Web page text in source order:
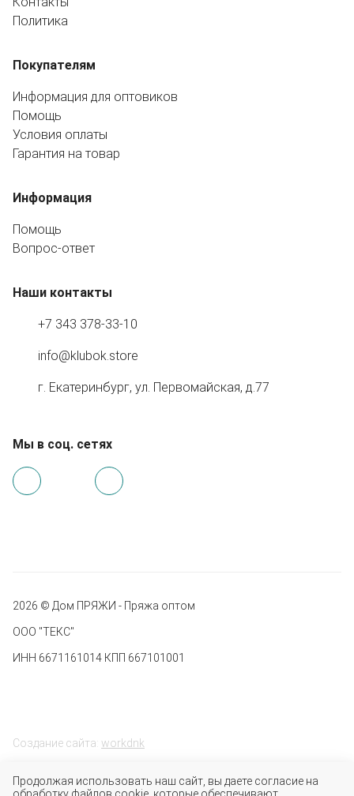
Политика
Покупателям
Информация для оптовиков
Помощь
Условия оплаты
Гарантия на товар
Информация
Помощь
Вопрос-ответ
Наши контакты
+7 343 378-33-10
info@klubok.store
г. Екатеринбург, ул. Первомайская, д.77
Мы в соц. сетях
2026 © Дом ПРЯЖИ - Пряжа оптом
ООО "ТЕКС"
ИНН 6671161014 КПП 667101001
Создание сайта: workdnk
Продолжая использовать наш сайт, вы даете согласие на